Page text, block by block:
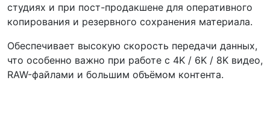
студиях и при пост-продакшене для оперативного
копирования и резервного сохранения материала.
Обеспечивает высокую скорость передачи данных,
что особенно важно при работе с 4K / 6K / 8K видео,
RAW-файлами и большим объёмом контента.